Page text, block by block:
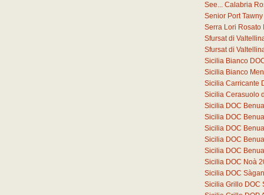
See... Calabria
Senior Port
Serra Lori Rosato
Sfursat di
Sfursat di
Sicilia Bianco
Sicilia Bianco
Sicilia Carricante
Sicilia Cerasuolo
Sicilia DOC
Sicilia DOC
Sicilia DOC
Sicilia DOC
Sicilia DOC
Sicilia DOC Noà
Sicilia DOC
Sicilia Grillo DOC